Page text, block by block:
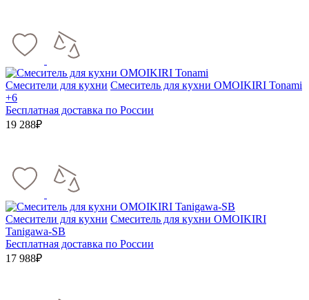
Смесители для кухни Смеситель для кухни OMOIKIRI Tonami
+6
Бесплатная доставка по России
19 288₽
Смесители для кухни Смеситель для кухни OMOIKIRI
Tanigawa-SB
Бесплатная доставка по России
17 988₽